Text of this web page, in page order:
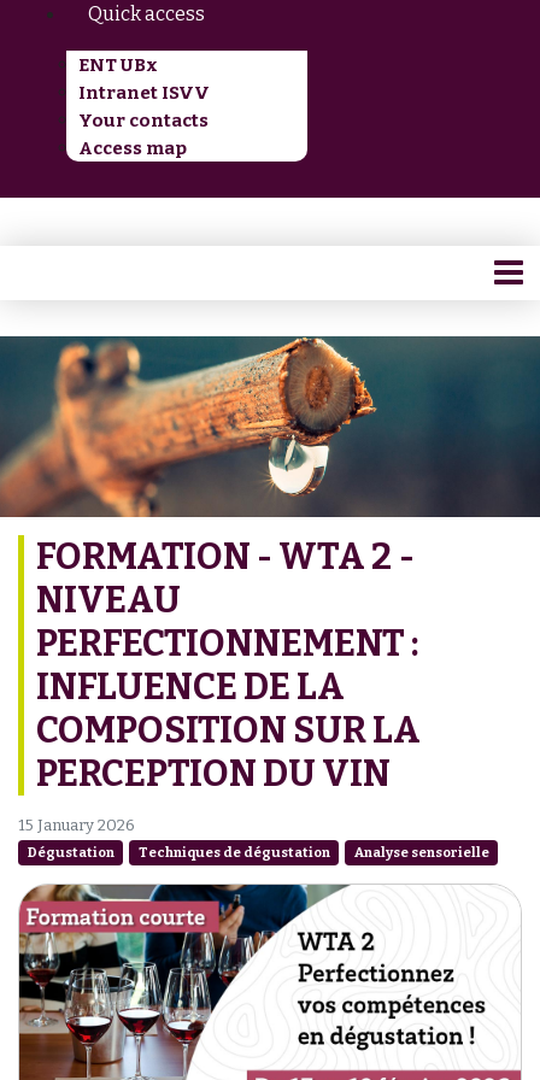
Quick access
ENT UBx
Intranet ISVV
Your contacts
Access map
FORMATION - WTA 2 -
NIVEAU
PERFECTIONNEMENT :
INFLUENCE DE LA
COMPOSITION SUR LA
PERCEPTION DU VIN
15 January 2026
Dégustation Techniques de dégustation Analyse sensorielle